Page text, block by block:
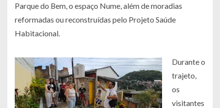
Parque do Bem, o espaço Nume, além de moradias
reformadas ou reconstruídas pelo Projeto Saúde
Habitacional.
Durante o
trajeto,
os
visitantes